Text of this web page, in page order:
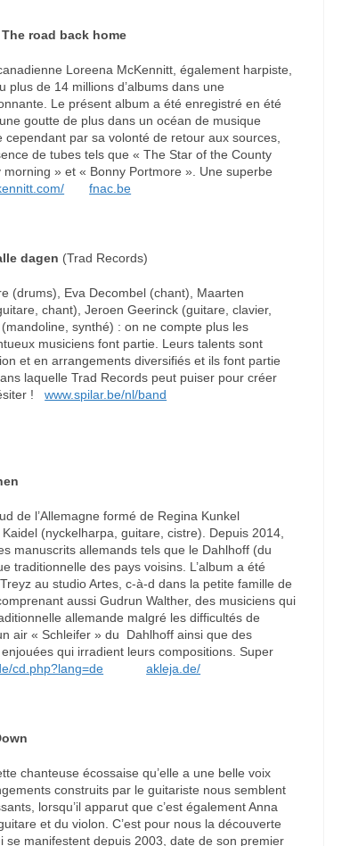
road back home
Loreena McKennitt, également harpiste,
plus de 14 millions d’albums dans une
Le présent album a été enregistré en été
goutte de plus dans un océan de musique
cependant par sa volonté de retour aux sources,
de tubes tels que « The Star of the County
» et « Bonny Portmore ». Une superbe
fnac.be
dagen (Trad Records)
(drums), Eva Decombel (chant), Maarten
chant), Jeroen Geerinck (guitare, clavier,
synthé) : on ne compte plus les
musiciens font partie. Leurs talents sont
et en arrangements diversifiés et ils font partie
laquelle Trad Records peut puiser pour créer
!www.spilar.be/nl/band
de l’Allemagne formé de Regina Kunkel
(nyckelharpa, guitare, cistre). Depuis 2014,
manuscrits allemands tels que le Dahlhoff (du
traditionnelle des pays voisins. L’album a été
au studio Artes, c-à-d dans la petite famille de
aussi Gudrun Walther, des musiciens qui
allemande malgré les difficultés de
air « Schleifer » du Dahlhoff ainsi que des
qui irradient leurs compositions. Super
cd.php?lang=de akleja.de/
chanteuse écossaise qu’elle a une belle voix
construits par le guitariste nous semblent
lorsqu’il apparut que c’est également Anna
et du violon. C’est pour nous la découverte
se manifestent depuis 2003, date de son premier